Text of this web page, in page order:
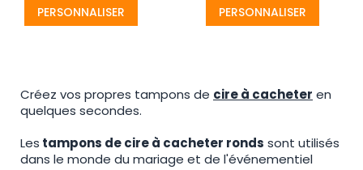
PERSONNALISER
PERSONNALISER
Créez vos propres tampons de cire à cacheter en
quelques secondes.
Les tampons de cire à cacheter ronds sont utilisés
dans le monde du mariage et de l'événementiel